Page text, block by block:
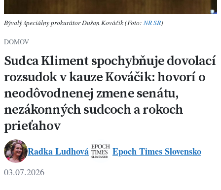
Bývalý špeciálny prokurátor Dušan Kováčik (Foto: NR SR)
DOMOV
Sudca Kliment spochybňuje dovolací
rozsudok v kauze Kováčik: hovorí o
neodôvodnenej zmene senátu,
nezákonných sudcoch a rokoch
prieťahov
Radka Ludhová Epoch Times Slovensko
03.07.2026